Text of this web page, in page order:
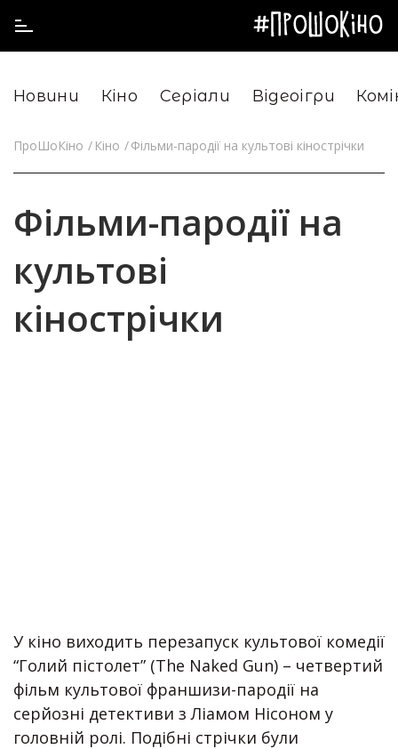
Новини Кіно Серіали Відеоігри
ПроШоКіно Кіно Фільми-пародії на культові кінострічки
Фільми-пародії на
культові
кінострічки
У кіно виходить перезапуск культової комедії
“Голий пістолет” (The Naked Gun) – четвертий
фільм культової франшизи-пародії на
серйозні детективи з Ліамом Нісоном у
головній ролі. Подібні стрічки були